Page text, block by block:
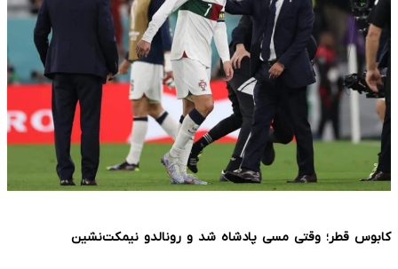
کابوس قطر؛ وقتی مسی پادشاه شد و رونالدو نیمکت‌نشین